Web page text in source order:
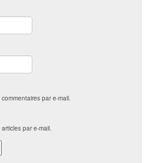
par e-mail.
par e-mail.